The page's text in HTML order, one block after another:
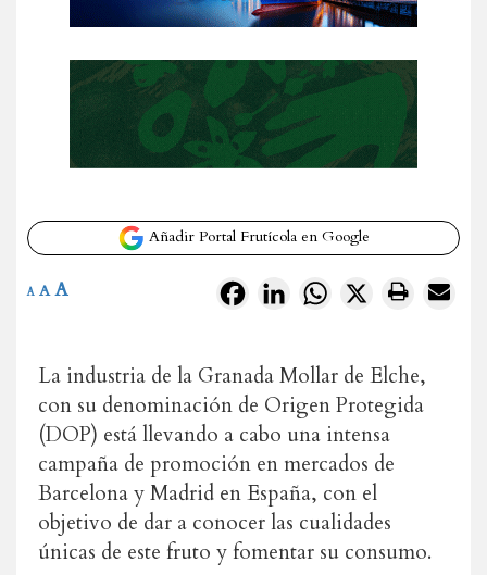
Añadir Portal Frutícola en Google
FacebookLinkedInWhatsApp
X
A A A
La industria de la Granada Mollar de Elche,
con su denominación de Origen Protegida
(DOP) está llevando a cabo una intensa
campaña de promoción en mercados de
Barcelona y Madrid en España, con el
objetivo de dar a conocer las cualidades
únicas de este fruto y fomentar su consumo.